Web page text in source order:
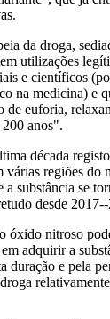
da droga,
utilizações
e científicos
na medicina) e
de euforia,
200 anos".
década
várias regiões do
a substância se
desde
óxido nitroso
adquirir a
duração e pela